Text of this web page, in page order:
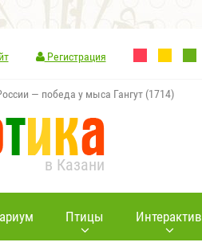
Регистрация
— победа у мыса Гангут (1714)
в Казани
Птицы Интерактив